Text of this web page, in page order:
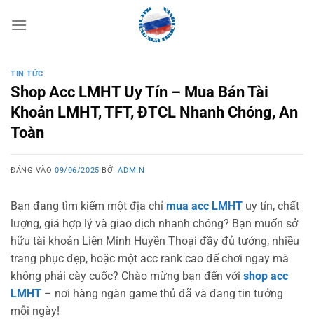
qua
TIN TỨC
Shop Acc LMHT Uy Tín – Mua Bán Tài
Khoản LMHT, TFT, ĐTCL Nhanh Chóng, An
Toàn
ĐĂNG VÀO09/06/2025 BỞIADMIN
Bạn đang tìm kiếm một địa chỉ mua acc LMHT uy tín, chất
lượng, giá hợp lý và giao dịch nhanh chóng? Bạn muốn sở
hữu tài khoản Liên Minh Huyền Thoại đầy đủ tướng, nhiều
trang phục đẹp, hoặc một acc rank cao để chơi ngay mà
không phải cày cuốc? Chào mừng bạn đến với shop acc
LMHT – nơi hàng ngàn game thủ đã và đang tin tưởng
mỗi ngày!